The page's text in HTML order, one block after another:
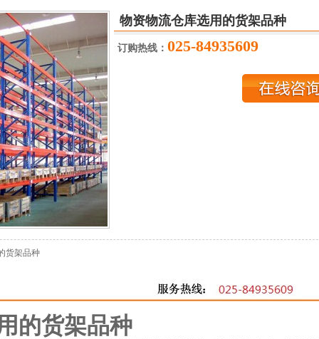
物资物流仓库选用的货架品种
订购热线： 025-84935609
货架品种
的货架品种